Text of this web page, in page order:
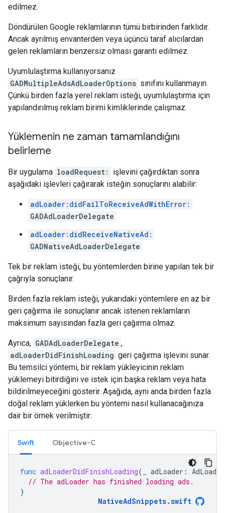
edilmez.
Döndürülen Google reklamlarının tümü birbirinden farklıdır.
Ancak ayrılmış envanterden veya üçüncü taraf alıcılardan
gelen reklamların benzersiz olması garanti edilmez.
Uyumlulaştırma kullanıyorsanız
GADMultipleAdsAdLoaderOptions sınıfını kullanmayın.
Çünkü birden fazla yerel reklam isteği, uyumlulaştırma için
yapılandırılmış reklam birimi kimliklerinde çalışmaz.
Yüklemenin ne zaman tamamlandığını
belirleme
Bir uygulama loadRequest:
işlevini çağırdıktan sonra
aşağıdaki işlevleri çağırarak isteğin sonuçlarını alabilir:
adLoader:didFailToReceiveAdWithError:
GADAdLoaderDelegate
adLoader:didReceiveNativeAd:
GADNativeAdLoaderDelegate
Tek bir reklam isteği, bu yöntemlerden birine yapılan tek bir
çağrıyla sonuçlanır.
Birden fazla reklam isteği, yukarıdaki yöntemlere en az bir
geri çağırma ile sonuçlanır ancak istenen reklamların
maksimum sayısından fazla geri çağırma olmaz.
Ayrıca, GADAdLoaderDelegate ,
adLoaderDidFinishLoading geri çağırma işlevini sunar.
Bu temsilci yöntemi, bir reklam yükleyicinin reklam
yüklemeyi bitirdiğini ve istek için başka reklam veya hata
bildirilmeyeceğini gösterir. Aşağıda, aynı anda birden fazla
doğal reklam yüklerken bu yöntemi nasıl kullanacağınıza
dair bir örnek verilmiştir:
Swift Objective-C
func adLoaderDidFinishLoading( adLoader : AdLoader
// The adLoader has finished loading ads.
}
NativeAdSnippets.swift